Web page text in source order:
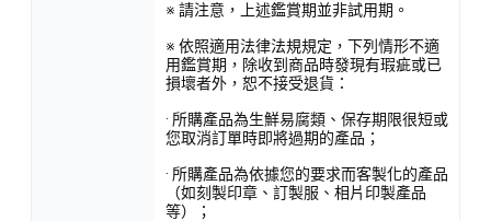
※ 請注意，上述鑑賞期並非試用期。
※ 依照適用法律法規規定，下列情形不適
用鑑賞期，除收到商品時發現有瑕疵或已
損壞者外，恕不接受退貨：
· 所購產品為生鮮易腐類、保存期限很短或
您取消訂單時即將過期的產品；
· 所購產品為依據您的要求而客製化的產品
（如刻製印章、訂製服、相片印製產品
等）；